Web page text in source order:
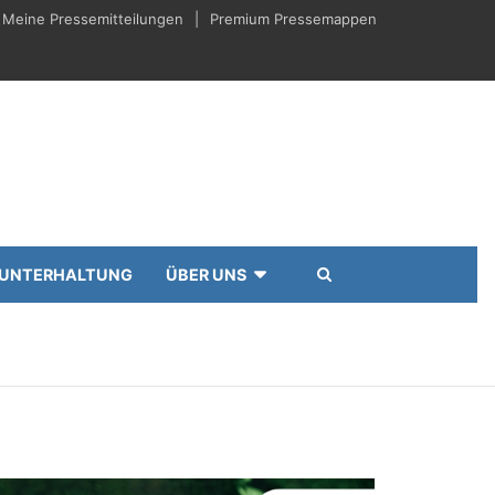
Meine Pressemitteilungen Premium Pressemappen
UNTERHALTUNG ÜBER UNS